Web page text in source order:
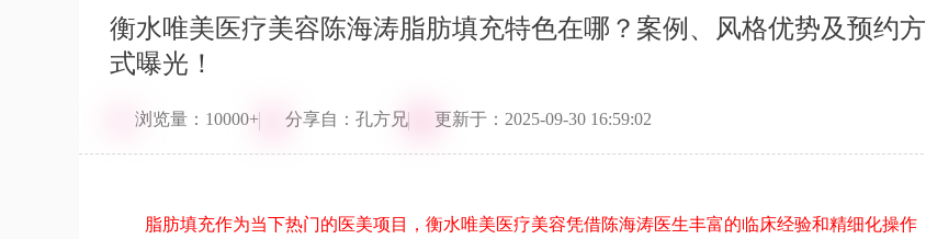
衡水唯美医疗美容陈海涛脂肪填充特色在哪？案例、风格优势及预约方
式曝光！
浏览量：10000+ 分享自：孔方兄 更新于：2025-09-30 16:59:02
脂肪填充作为当下热门的医美项目，衡水唯美医疗美容凭借陈海涛医生丰富的临床经验和精细化操作